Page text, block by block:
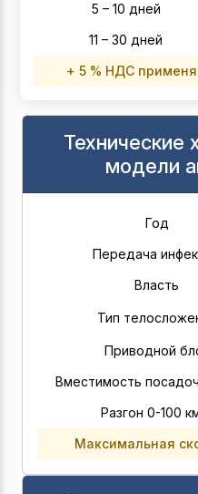
5 – 10 дней
11 – 30 дней
+ 5 % НДС
Технические
модели
Год
Передача
Власть
Тип
Приводной
Вместимость
Разгон 0-100
Максимальная